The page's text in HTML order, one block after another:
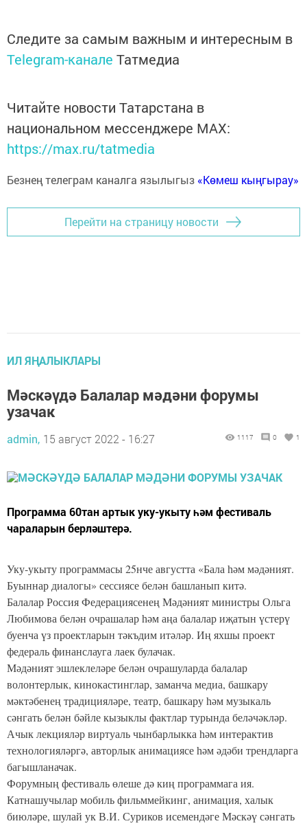
Следите за самым важным и интересным в
Telegram-канале Татмедиа
Читайте новости Татарстана в
национальном мессенджере MАХ:
https://max.ru/tatmedia
Безнең телеграм каналга язылыгыз «Көмеш кыңгырау»
Перейти на страницу новости
ИЛ ЯҢАЛЫКЛАРЫ
Мәскәүдә Балалар мәдәни форумы
узачак
admin, 15 август 2022 - 16:27 1117 0 1
Программа 60тан артык уку-укыту һәм фестиваль
чараларын берләштерә.
Уку-укыту программасы 25нче августта «Бала һәм мәдәният.
Буыннар диалогы» сессиясе белән башланып китә.
Балалар Россия Федерациясенең Мәдәният министры Ольга
Любимова белән очрашалар һәм аңа балалар иҗатын үстерү
буенча үз проектларын тәкъдим итәләр. Иң яхшы проект
федераль финанслауга лаек булачак.
Мәдәният эшлеклеләре белән очрашуларда балалар
волонтерлык, кинокастинглар, заманча медиа, башкару
мәктәбенең традицияләре, театр, башкару һәм музыкаль
сәнгать белән бәйле кызыклы фактлар турында беләчәкләр.
Ачык лекцияләр виртуаль чынбарлыкка һәм интерактив
технологияләргә, авторлык анимациясе һәм әдәби трендларга
багышланачак.
Форумның фестиваль өлеше дә киң программага ия.
Катнашучылар мобиль фильммейкинг, анимация, халык
биюләре, шулай ук В.И. Суриков исемендәге Мәскәү сәнгать